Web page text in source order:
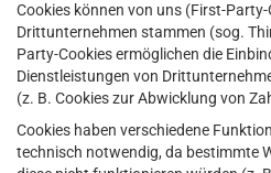
Cookies können von uns (First-
Drittunternehmen stammen (sog.
Party-Cookies ermöglichen die
Dienstleistungen von
(z. B. Cookies zur Abwicklung von
Cookies haben verschiedene
technisch notwendig, da bestimmte